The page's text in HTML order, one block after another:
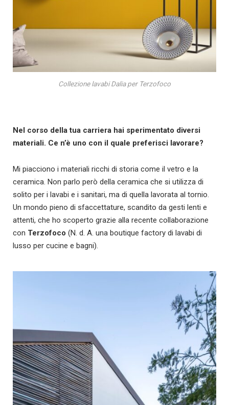
Collezione lavabi Dalia per Terzofoco
Nel corso della tua carriera hai sperimentato diversi
materiali. Ce n’è uno con il quale preferisci lavorare?
Mi piacciono i materiali ricchi di storia come il vetro e la
ceramica. Non parlo però della ceramica che si utilizza di
solito per i lavabi e i sanitari, ma di quella lavorata al tornio.
Un mondo pieno di sfaccettature, scandito da gesti lenti e
attenti, che ho scoperto grazie alla recente collaborazione
con Terzofoco (N. d. A. una boutique factory di lavabi di
lusso per cucine e bagni).